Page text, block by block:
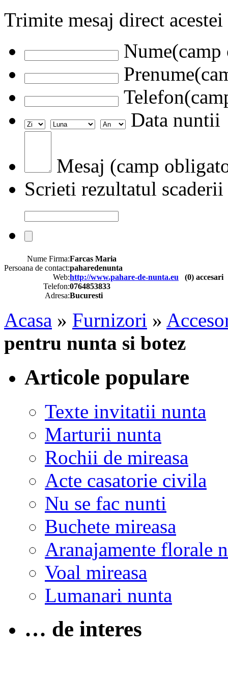
Trimite mesaj direct
Data nuntii
Mesaj (camp
Scrieti rezultatul scaderii
Nume Firma:Farcas Maria
Persoana de contact:paharedenunta
Web:http://www.pahare-de-nunta.eu (0) accesari
Telefon:0764853833
Adresa:Bucuresti
Acasa » Furnizori »
pentru nunta si botez
Articole populare
Texte invitatii nunta
Marturii nunta
Rochii de mireasa
Acte casatorie civila
Nu se fac nunti
Buchete mireasa
Aranajamente florale
Voal mireasa
Lumanari nunta
… de interes